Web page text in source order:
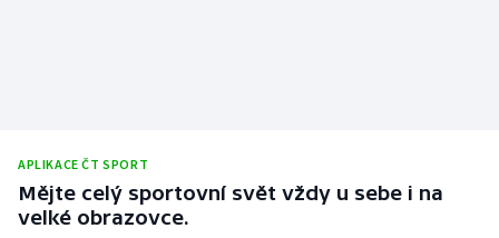
APLIKACE ČT SPORT
Mějte celý sportovní svět vždy u sebe i na
velké obrazovce.